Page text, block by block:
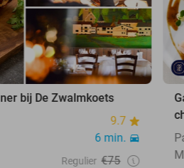
bij De Zwalmkoets
9.7
6 min.
Regulier €75